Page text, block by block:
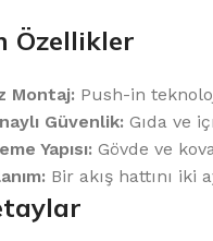
Özellikler
Montaj: Push-in
Güvenlik: Gıda ve
Yapısı: Gövde ve
Bir akış hattını